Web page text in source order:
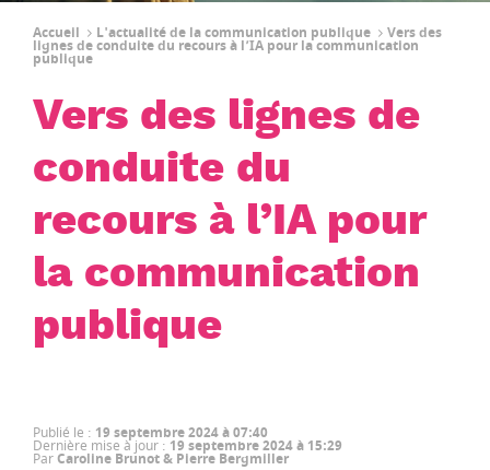
Accueil L'actualité de la communication publique Vers des
lignes de conduite du recours à l’IA pour la communication
publique
Vers des lignes de
conduite du
recours à l’IA pour
la communication
publique
Publié le : 19 septembre 2024 à 07:40
Dernière mise à jour : 19 septembre 2024 à 15:29
ParCaroline Brunot & Pierre Bergmiller